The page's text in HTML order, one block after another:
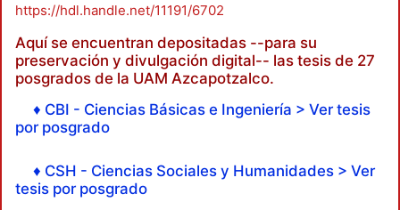
https://hdl.handle.net/11191/6702
Aquí se encuentran depositadas --para su
preservación y divulgación digital-- las tesis de 27
posgrados de la UAM Azcapotzalco.
♦ CBI - Ciencias Básicas e Ingeniería > Ver tesis
por posgrado
♦ CSH - Ciencias Sociales y Humanidades > Ver
tesis por posgrado